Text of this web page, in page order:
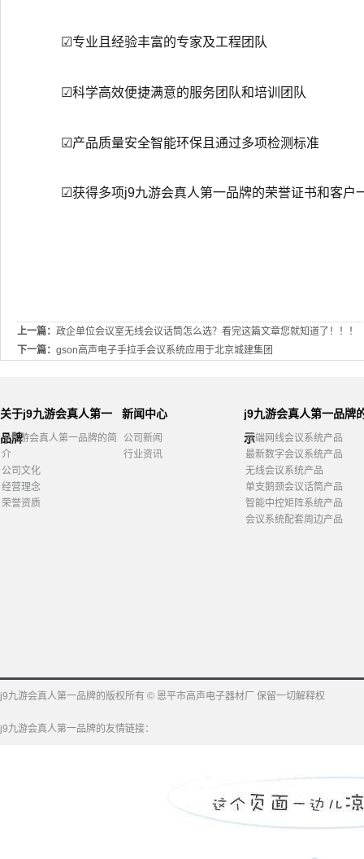
☑专业且经验丰富的专家及工程团队
☑科学高效便捷满意的服务团队和培训团队
☑产品质量安全智能环保且通过多项检测标准
☑获得多项j9九游会真人第一品牌的荣誉证书和客户
上一篇： 政企单位会议室无线会议话筒怎么选？看完这篇文章您就知道了！！！
下一篇： gson高声电子手拉手会议系统应用于北京城建集团
关于j9九游会真人第一
品牌
j9九游会真人第一品牌的简
介
公司文化
经营理念
荣誉资质
新闻中心
公司新闻
行业资讯
j9九游会真人第一品牌
示
高端网线会议系统产品
最新数字会议系统产品
无线会议系统产品
单支鹅颈会议话筒产品
智能中控矩阵系统产品
会议系统配套周边产品
j9九游会真人第一品牌的版权所有 © 恩平市高声电子器材厂 保留一切解释权
j9九游会真人第一品牌的友情链接：